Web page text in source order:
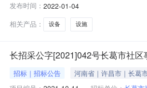
1、更正事项：采购公告采购文件
发布时间： 2022-01-04
相关产品：
设备 设施
长招采公字[2021]042号长葛市社
招标｜招标公告 河南省｜许昌市｜长葛